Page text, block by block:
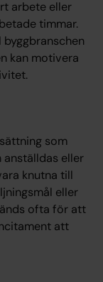
arbete eller
timmar.
kan motivera
som
anställdas eller
knutna till
eller
ofta för att
att